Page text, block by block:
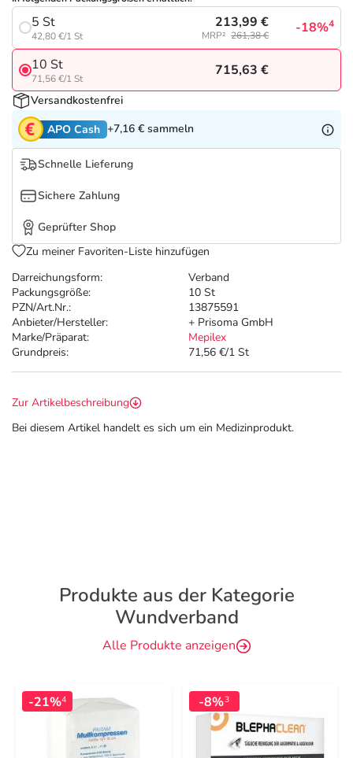
Tierapotheke
Vitamine & Mineralstoffe
Marken
Salus Deals
Darreichungsform:
Verband
Packungsgröße:
10 St
PZN/Art.Nr.:
13875591
Anbieter/Hersteller:
+ Prisoma GmbH
Marke/Präparat:
Mepilex
Grundpreis:
71,56 €/1 St
5 St
42,80 €/1 St
213,99 €
MRP² 261,38 € -18%4
10 St
71,56 €/1 St
715,63 €
Versandkostenfrei
APO Cash +7,16 € sammeln
Schnelle Lieferung
Sichere Zahlung
Geprüfter Shop
Zu meiner Favoriten-Liste hinzufügen
Zur Artikelbeschreibung
Bei diesem Artikel handelt es sich um ein Medizinprodukt.
Produkte aus der Kategorie
Wundverband
Alle Produkte anzeigen
-21%4 -8%3